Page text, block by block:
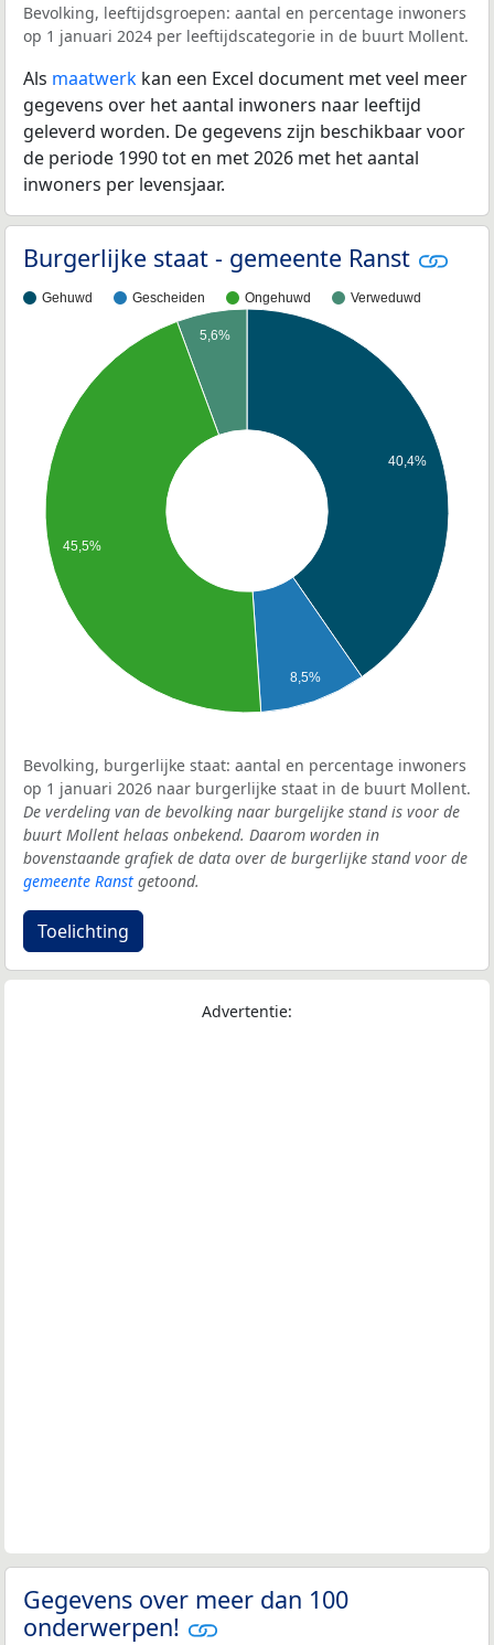
Bevolking, leeftijdsgroepen: aantal en percentage inwoners
op 1 januari 2024 per leeftijdscategorie in de buurt Mollent.
Als maatwerk kan een Excel document met veel meer
gegevens over het aantal inwoners naar leeftijd
geleverd worden. De gegevens zijn beschikbaar voor
de periode 1990 tot en met 2026 met het aantal
inwoners per levensjaar.
Burgerlijke staat - gemeente Ranst
Gehuwd Gescheiden Ongehuwd Verweduwd
40,4%
8,5%
5,6%
45,5%
Bevolking, burgerlijke staat: aantal en percentage inwoners
op 1 januari 2026 naar burgerlijke staat in de buurt Mollent.
De verdeling van de bevolking naar burgelijke stand is voor de
buurt Mollent helaas onbekend. Daarom worden in
bovenstaande grafiek de data over de burgerlijke stand voor de
gemeente Ranst getoond.
Toelichting
Advertentie:
Gegevens over meer dan 100
onderwerpen!